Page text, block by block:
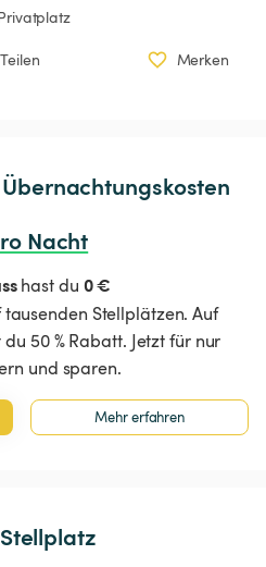
Teilen Merken
Nacht
hast du 0 €
Stellplätzen. Auf
50 % Rabatt. Jetzt für nur
und sparen.
Mehr erfahren